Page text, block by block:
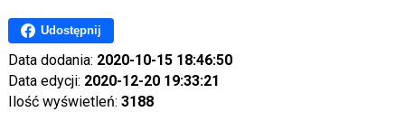
Udostępnij
Data dodania: 2020-10-15 18:46:50
Data edycji: 2020-12-20 19:33:21
Ilość wyświetleń: 3188